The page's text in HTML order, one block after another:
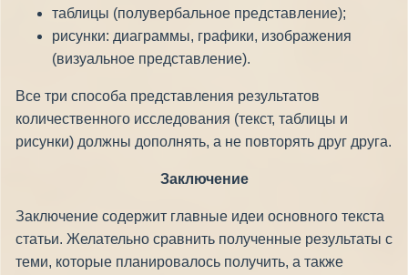
таблицы (полувербальное представление);
рисунки: диаграммы, графики, изображения
(визуальное представление).
Все три способа представления результатов
количественного исследования (текст, таблицы и
рисунки) должны дополнять, а не повторять друг друга.
Заключение
Заключение содержит главные идеи основного текста
статьи. Желательно сравнить полученные результаты с
теми, которые планировалось получить, а также